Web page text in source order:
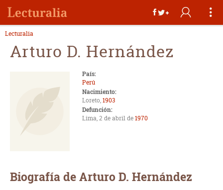
Lecturalia
Arturo D. Hernández
País:
Perú
Nacimiento:
Loreto,1903
Defunción:
Lima, 2 de abril de1970
Biografía de Arturo D. Hernández